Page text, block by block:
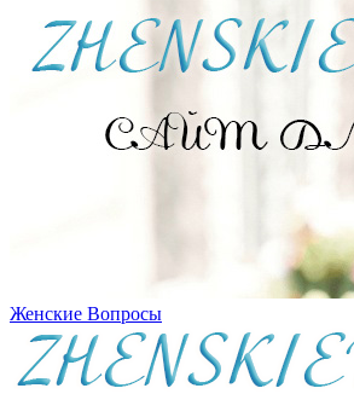
Женские Вопросы